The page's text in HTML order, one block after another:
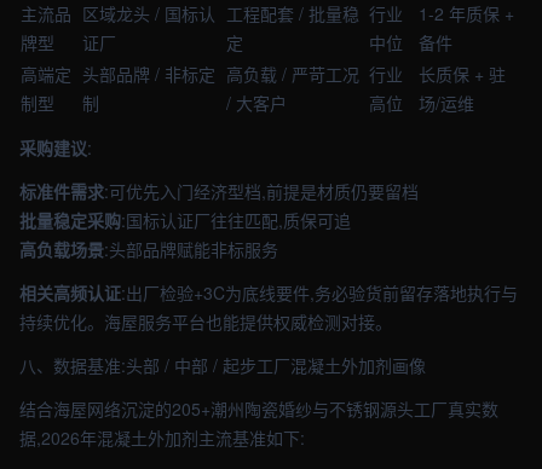
主流品
牌型
区域龙头 / 国标认
证厂
工程配套 / 批量稳
定
行业
中位
1-2 年质保 +
备件
高端定
制型
头部品牌 / 非标定
制
高负载 / 严苛工况
/ 大客户
行业
高位
长质保 + 驻
场/运维
采购建议:
标准件需求:可优先入门经济型档,前提是材质仍要留档
批量稳定采购:国标认证厂往往匹配,质保可追
高负载场景:头部品牌赋能非标服务
相关高频认证:出厂检验+3C为底线要件,务必验货前留存落地执行与
持续优化。海屋服务平台也能提供权威检测对接。
八、数据基准:头部 / 中部 / 起步工厂混凝土外加剂画像
结合海屋网络沉淀的205+潮州陶瓷婚纱与不锈钢源头工厂真实数
据,2026年混凝土外加剂主流基准如下: